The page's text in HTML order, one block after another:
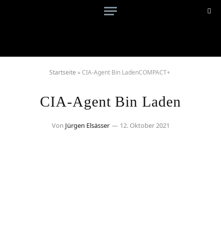
Startseite »CIA-Agent Bin LadenCOMPACT+
CIA-Agent Bin Laden
Von Jürgen Elsässer 12. Oktober 2021